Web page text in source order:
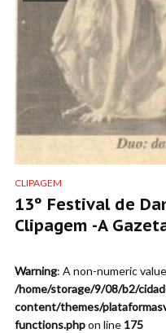
CLIPAGEM
13º Festival de
Clipagem -A
Warning: A non-numeric
/home/storage/9/08/b2/
content/themes/
functions.phpon line 175